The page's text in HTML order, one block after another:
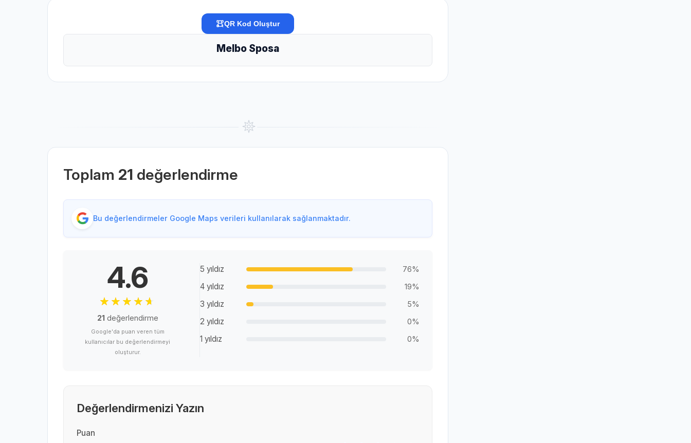
QR Kod Oluştur
Melbo Sposa
Toplam 21 değerlendirme
Bu değerlendirmeler Google Maps verileri kullanılarak sağlanmaktadır.
4.6
21 değerlendirme
Google'da puan veren tüm
kullanıcılar bu değerlendirmeyi
oluşturur.
5 yıldız 76%
4 yıldız 19%
3 yıldız 5%
2 yıldız 0%
1 yıldız 0%
Değerlendirmenizi Yazın
Puan